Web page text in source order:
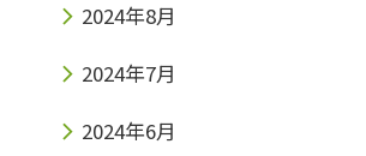
2024年8月
2024年7月
2024年6月